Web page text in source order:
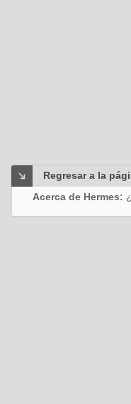
Regresar a la
Acerca de Hermes: